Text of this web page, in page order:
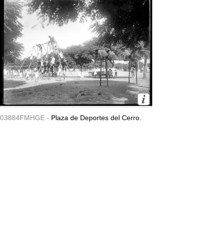
03884FMHGE - Plaza de Deportes del Cerro.